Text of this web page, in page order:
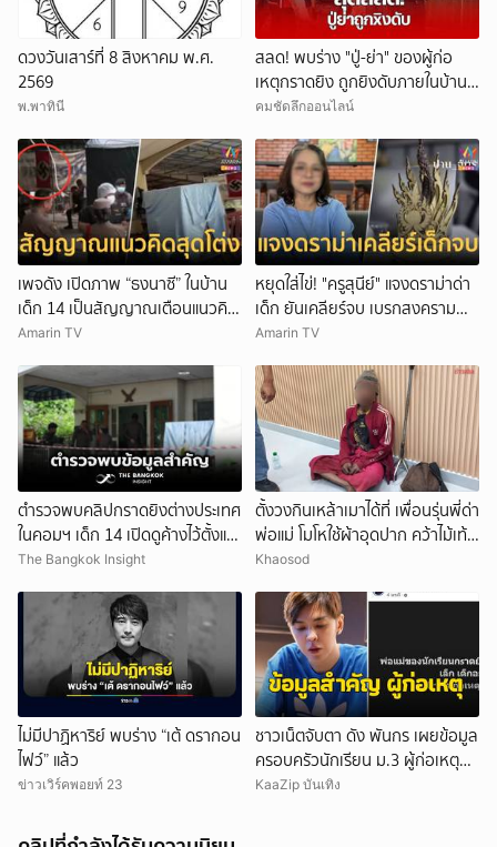
ดวงวันเสาร์ที่ 8 สิงหาคม พ.ศ.
2569
พ.พาทินี
สลด! พบร่าง "ปู่-ย่า" ของผู้ก่อ
เหตุกราดยิง ถูกยิงดับภายในบ้าน
พัก
คมชัดลึกออนไลน์
เพจดัง เปิดภาพ “ธงนาซี” ในบ้าน
เด็ก 14 เป็นสัญญาณเตือนแนวคิด
สุดโต่ง
Amarin TV
หยุดใส่ไข่! "ครูสุนีย์" แจงดราม่าด่า
เด็ก ยันเคลียร์จบ เบรกสงคราม
Gen
Amarin TV
ตำรวจพบคลิปกราดยิงต่างประเทศ
ในคอมฯ เด็ก 14 เปิดดูค้างไว้ตั้งแต่
วันที่ 30 ก.ค.
The Bangkok Insight
ตั้งวงกินเหล้าเมาได้ที่ เพื่อนรุ่นพี่ด่า
พ่อแม่ โมโหใช้ผ้าอุดปาก คว้าไม้เท้า
กระหน่ำฟาดเสียชีวิต
Khaosod
ไม่มีปาฏิหาริย์ พบร่าง “เต้ ดรากอน
ไฟว์” แล้ว
ข่าวเวิร์คพอยท์ 23
ชาวเน็ตจับตา ดัง พันกร เผยข้อมูล
ครอบครัวนักเรียน ม.3 ผู้ก่อเหตุ
และที่มาอาวุธ
KaaZip บันเทิง